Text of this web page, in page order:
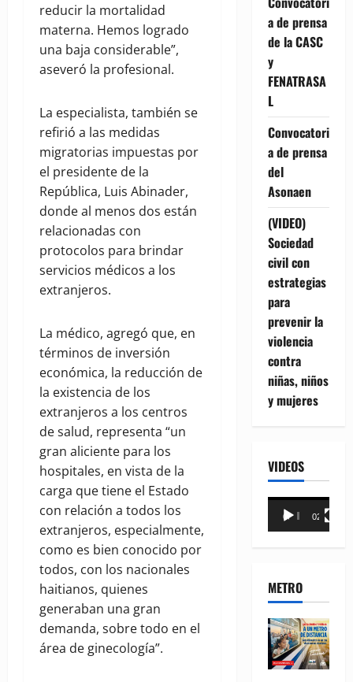
reducir la mortalidad
materna. Hemos logrado
una baja considerable”,
aseveró la profesional.
La especialista, también se
refirió a las medidas
migratorias impuestas por
el presidente de la
República, Luis Abinader,
donde al menos dos están
relacionadas con
protocolos para brindar
servicios médicos a los
extranjeros.
La médico, agregó que, en
términos de inversión
económica, la reducción de
la existencia de los
extranjeros a los centros
de salud, representa “un
gran aliciente para los
hospitales, en vista de la
carga que tiene el Estado
con relación a todos los
extranjeros, especialmente,
como es bien conocido por
todos, con los nacionales
haitianos, quienes
generaban una gran
demanda, sobre todo en el
área de ginecología”.
a de prensa
de la CASC
y
FENATRASA
L
Convocatori
a de prensa
del
Asonaen
(VIDEO)
Sociedad
civil con
estrategias
para
prevenir la
violencia
contra
niñas, niños
y mujeres
VIDEOS
Reproductor
00:00 02:18
METRO